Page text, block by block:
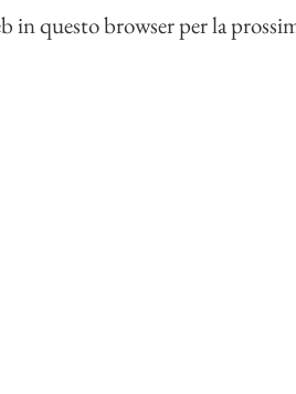
in questo browser per la